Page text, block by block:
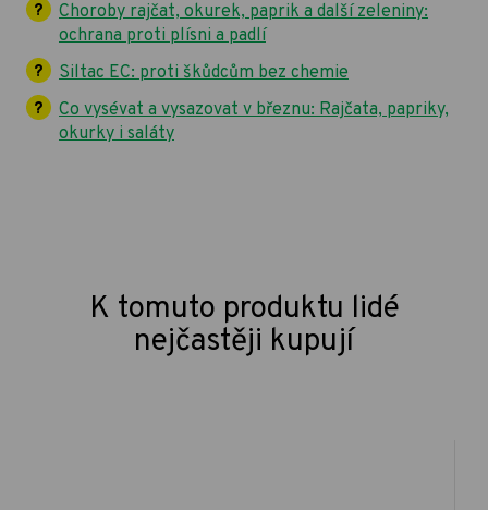
Choroby rajčat, okurek, paprik a další zeleniny:
ochrana proti plísni a padlí
Siltac EC: proti škůdcům bez chemie
Co vysévat a vysazovat v březnu: Rajčata, papriky,
okurky i saláty
K tomuto produktu lidé
nejčastěji kupují